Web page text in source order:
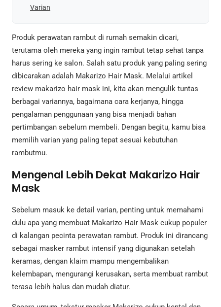
Varian
Produk perawatan rambut di rumah semakin dicari,
terutama oleh mereka yang ingin rambut tetap sehat tanpa
harus sering ke salon. Salah satu produk yang paling sering
dibicarakan adalah Makarizo Hair Mask. Melalui artikel
review makarizo hair mask ini, kita akan mengulik tuntas
berbagai variannya, bagaimana cara kerjanya, hingga
pengalaman penggunaan yang bisa menjadi bahan
pertimbangan sebelum membeli. Dengan begitu, kamu bisa
memilih varian yang paling tepat sesuai kebutuhan
rambutmu.
Mengenal Lebih Dekat Makarizo Hair
Mask
Sebelum masuk ke detail varian, penting untuk memahami
dulu apa yang membuat Makarizo Hair Mask cukup populer
di kalangan pecinta perawatan rambut. Produk ini dirancang
sebagai masker rambut intensif yang digunakan setelah
keramas, dengan klaim mampu mengembalikan
kelembapan, mengurangi kerusakan, serta membuat rambut
terasa lebih halus dan mudah diatur.